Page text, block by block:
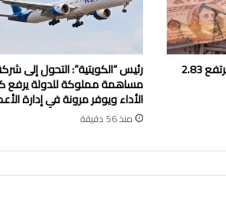
سعر برميل النفط الكويتي يرتفع 2.83 رئيس “الكويتية”: التحول إلى
مساهمة مملوكة للدولة يرفع
الأداء ويوفر مرونة في إدارة
منذ 56 دقيقة